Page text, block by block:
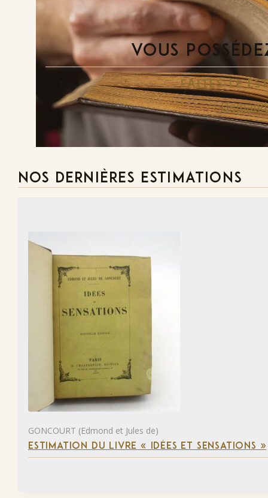
VOUS
FAITES-LE
NOS DERNIÈRES ESTIMATIONS
GONCOURT (Edmond et Jules de)
ESTIMATION DU LIVRE « IDÉES ET SENSATIONS »